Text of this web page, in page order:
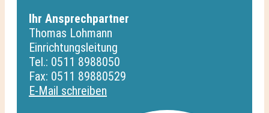
Ihr Ansprechpartner
Thomas Lohmann
Einrichtungsleitung
Tel.: 0511 8988050
Fax: 0511 89880529
E-Mail schreiben